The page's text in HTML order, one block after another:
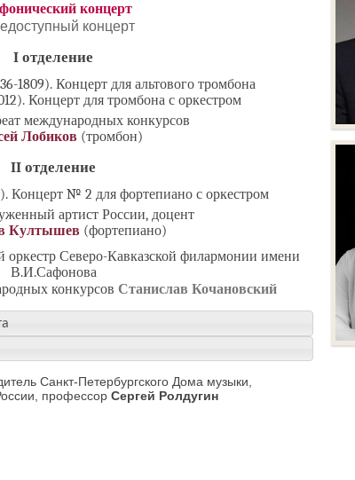
концерт
концерт
I отделение
1809). Концерт для альтового тромбона
Концерт для тромбона с оркестром
международных конкурсов
Лобиков (тромбон)
II отделение
Концерт № 2 для фортепиано с оркестром
артист России, доцент
Култышев (фортепиано)
Северо-Кавказской филармонии имени
В.И.Сафонова
конкурсов Станислав Кочановский
Санкт-Петербургского Дома музыки,
профессор Сергей Ролдугин